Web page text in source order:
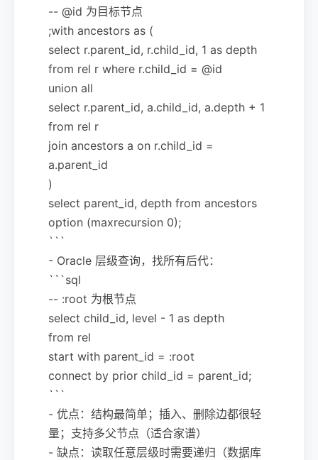
-- @id 为目标节点
;with ancestors as (
select r.parent_id, r.child_id, 1 as depth
from rel r where r.child_id = @id
union all
select r.parent_id, a.child_id, a.depth + 1
from rel r
join ancestors a on r.child_id =
a.parent_id
)
select parent_id, depth from ancestors
option (maxrecursion 0);
```
- Oracle 层级查询，找所有后代：
```sql
-- :root 为根节点
select child_id, level - 1 as depth
from rel
start with parent_id = :root
connect by prior child_id = parent_id;
```
- 优点：结构最简单；插入、删除边都很轻
量；支持多父节点（适合家谱）
- 缺点：读取任意层级时需要递归（数据库